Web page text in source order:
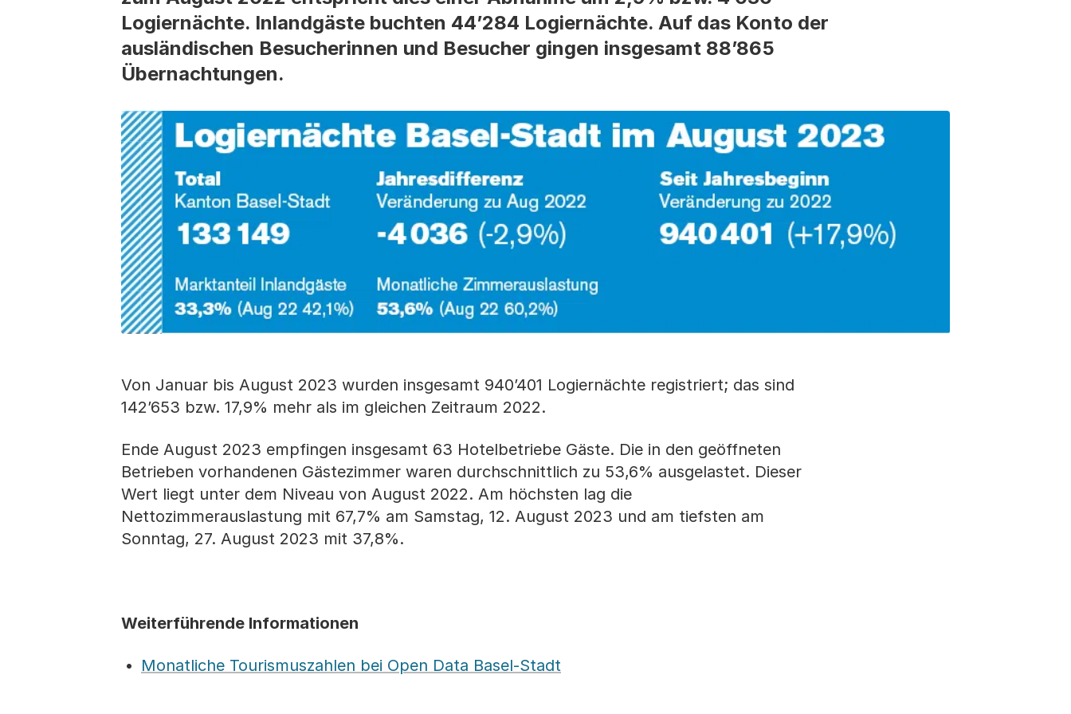
Logiernächte. Inlandgäste buchten 44’284 Logiernächte. Auf das Konto der
ausländischen Besucherinnen und Besucher gingen insgesamt 88’865
Übernachtungen.
Von Januar bis August 2023 wurden insgesamt 940’401 Logiernächte registriert; das sind
142’653 bzw. 17,9% mehr als im gleichen Zeitraum 2022.
Ende August 2023 empfingen insgesamt 63 Hotelbetriebe Gäste. Die in den geöffneten
Betrieben vorhandenen Gästezimmer waren durchschnittlich zu 53,6% ausgelastet. Dieser
Wert liegt unter dem Niveau von August 2022. Am höchsten lag die
Nettozimmerauslastung mit 67,7% am Samstag, 12. August 2023 und am tiefsten am
Sonntag, 27. August 2023 mit 37,8%.
Weiterführende Informationen
Monatliche Tourismuszahlen bei Open Data Basel-Stadt